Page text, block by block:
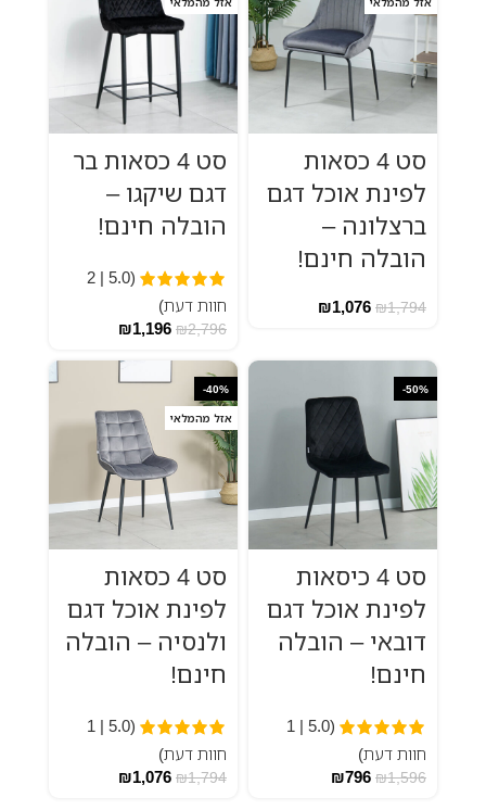
סט 4 כסאות
לפינת אוכל דגם
ברצלונה –
הובלה חינם!
₪1,794
₪1,076
סט 4 כסאות בר
דגם שיקגו –
הובלה חינם!
(5.0 | 2
חוות דעת)
₪2,796
₪1,196
-50%
סט 4 כיסאות
לפינת אוכל דגם
דובאי – הובלה
חינם!
(5.0 | 1
חוות דעת)
₪1,596
₪796
-40%
אזל מהמלאי
סט 4 כסאות
לפינת אוכל דגם
ולנסיה – הובלה
חינם!
(5.0 | 1
חוות דעת)
₪1,794
₪1,076